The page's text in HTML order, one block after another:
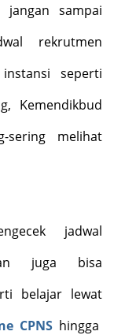
sampai
rekrutmen
seperti
Kemendikbud
sering melihat
jadwal
juga bisa
belajar lewat
CPNShingga